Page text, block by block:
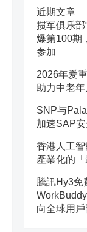
近期文章
掼军俱乐部
爆第100期
参加
2026年爱
助力中老
SNP与
加速SAP
香港人工智
產業化的
騰訊Hy3免
向全球用